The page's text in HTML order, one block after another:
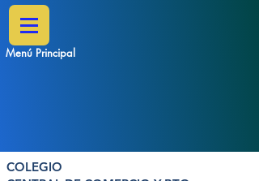
Menú Principal
COLEGIO